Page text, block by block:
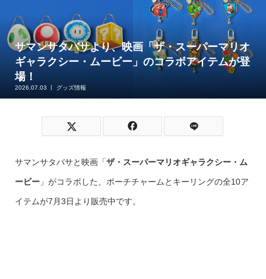
サマンサタバサより、映画「ザ・スーパーマリオ
ギャラクシー・ムービー」のコラボアイテムが登
場！
2026.07.03 グッズ情報
サマンサタバサと映画「ザ・スーパーマリオギャラクシー・ム
ービー」がコラボした、ポーチチャームとキーリングの全10ア
イテムが7月3日より販売中です。